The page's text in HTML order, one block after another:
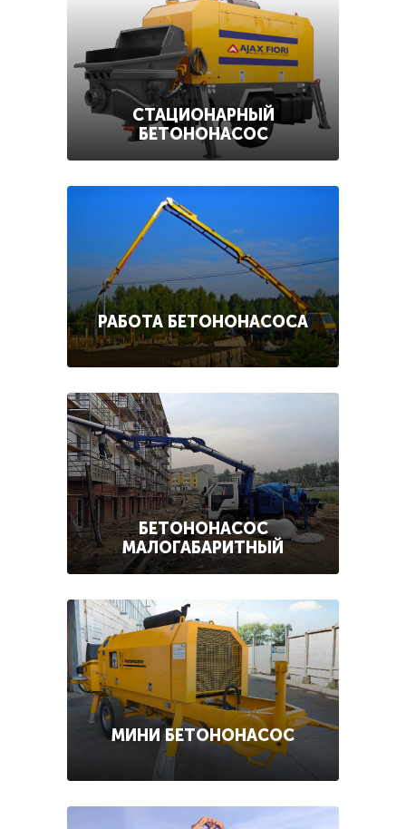
СТАЦИОНАРНЫЙ
БЕТОНОНАСОС
РАБОТА БЕТОНОНАСОСА
БЕТОНОНАСОС
МАЛОГАБАРИТНЫЙ
МИНИ БЕТОНОНАСОС